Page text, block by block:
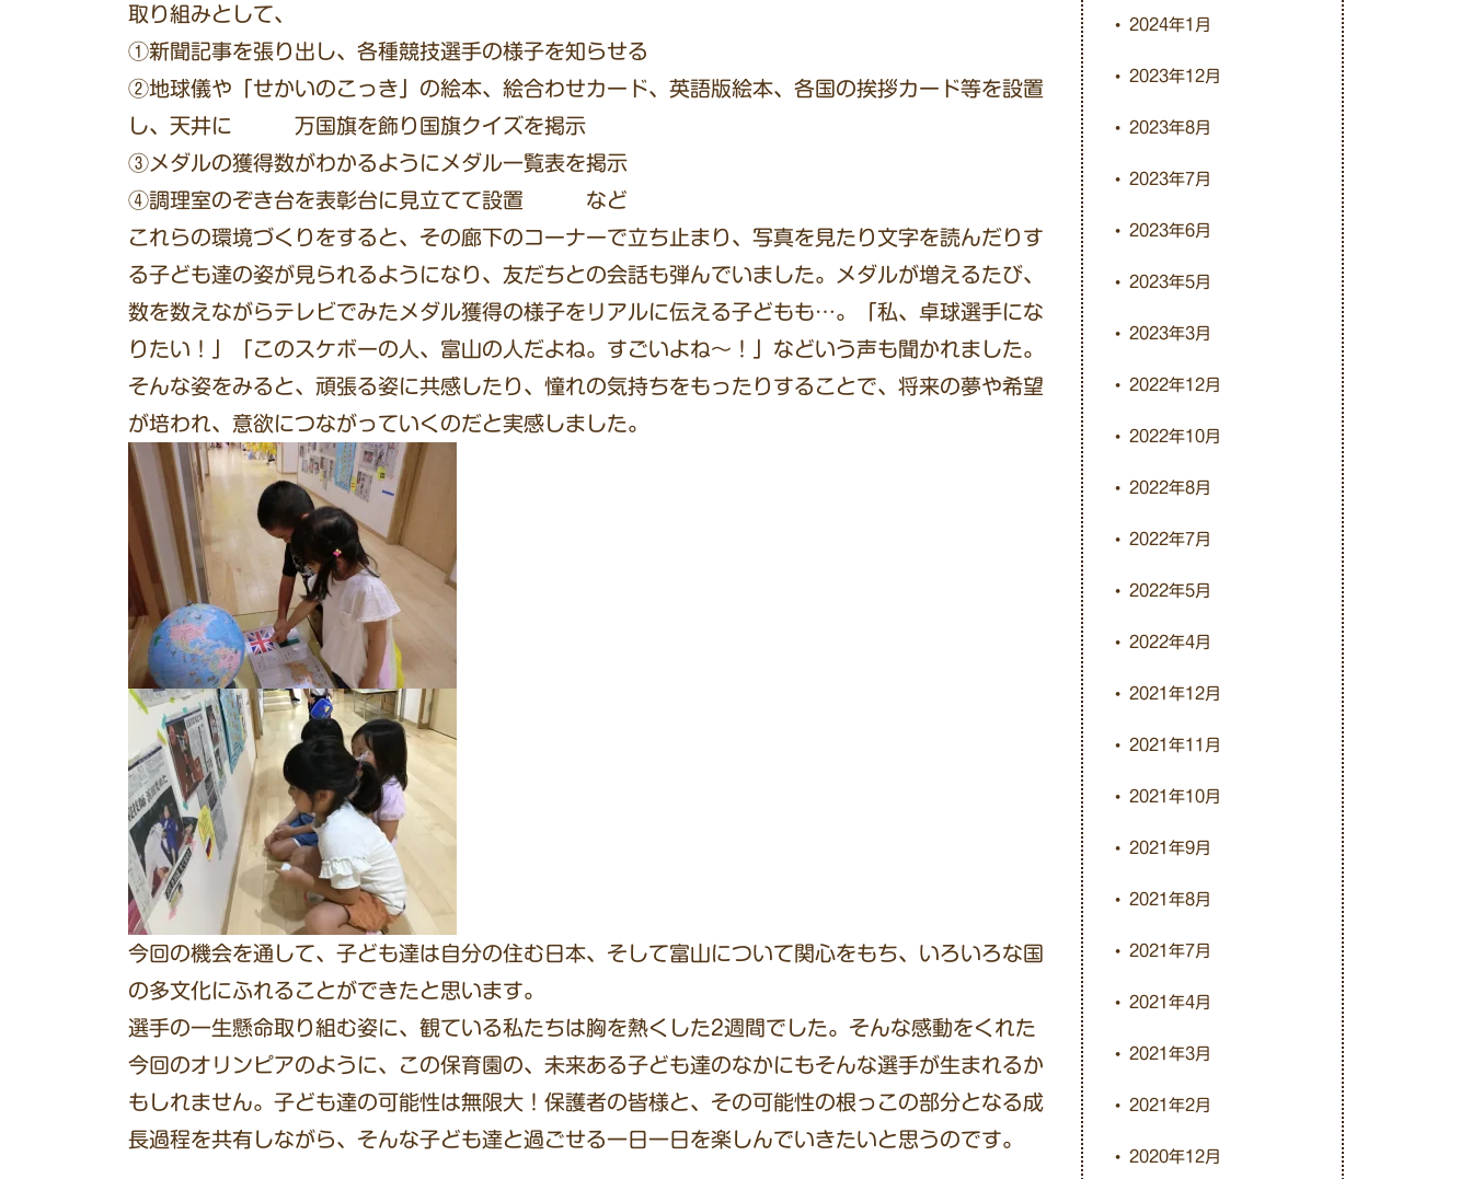
取り組みとして、
①新聞記事を張り出し、各種競技選手の様子を知らせる
②地球儀や「せかいのこっき」の絵本、絵合わせカード、英語版絵本、各国の挨拶カード等を設置
し、天井に 万国旗を飾り国旗クイズを掲示
③メダルの獲得数がわかるようにメダル一覧表を掲示
④調理室のぞき台を表彰台に見立てて設置 など
これらの環境づくりをすると、その廊下のコーナーで立ち止まり、写真を見たり文字を読んだりす
る子ども達の姿が見られるようになり、友だちとの会話も弾んでいました。メダルが増えるたび、
数を数えながらテレビでみたメダル獲得の様子をリアルに伝える子どもも…。「私、卓球選手にな
りたい！」「このスケボーの人、富山の人だよね。すごいよね～！」などいう声も聞かれました。
そんな姿をみると、頑張る姿に共感したり、憧れの気持ちをもったりすることで、将来の夢や希望
が培われ、意欲につながっていくのだと実感しました。
今回の機会を通して、子ども達は自分の住む日本、そして富山について関心をもち、いろいろな国
の多文化にふれることができたと思います。
選手の一生懸命取り組む姿に、観ている私たちは胸を熱くした2週間でした。そんな感動をくれた
今回のオリンピアのように、この保育園の、未来ある子ども達のなかにもそんな選手が生まれるか
もしれません。子ども達の可能性は無限大！保護者の皆様と、その可能性の根っこの部分となる成
長過程を共有しながら、そんな子ども達と過ごせる一日一日を楽しんでいきたいと思うのです。
2024年1月
2023年12月
2023年8月
2023年7月
2023年6月
2023年5月
2023年3月
2022年12月
2022年10月
2022年8月
2022年7月
2022年5月
2022年4月
2021年12月
2021年11月
2021年10月
2021年9月
2021年8月
2021年7月
2021年4月
2021年3月
2021年2月
2020年12月